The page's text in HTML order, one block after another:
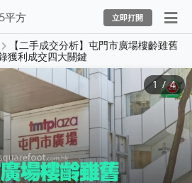
平方 立即打開
【二手成交分析】屯門市廣場樓齡雖舊
獲利成交四大關鍵
1 /4